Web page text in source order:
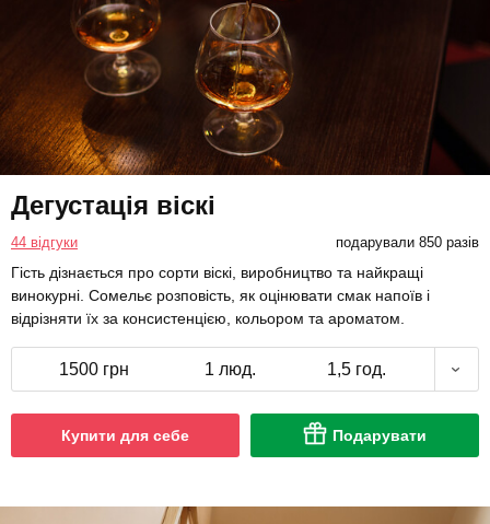
Дегустація віскі
44 відгуки подарували 850 разів
Гість дізнається про сорти віскі, виробництво та найкращі
винокурні. Сомельє розповість, як оцінювати смак напоїв і
відрізняти їх за консистенцією, кольором та ароматом.
1500 грн 1 люд. 1,5 год.
Купити для себе Подарувати